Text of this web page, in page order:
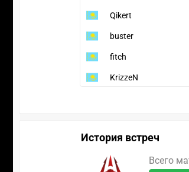
Qikert
buster
fitch
KrizzeN
История встреч
Всего